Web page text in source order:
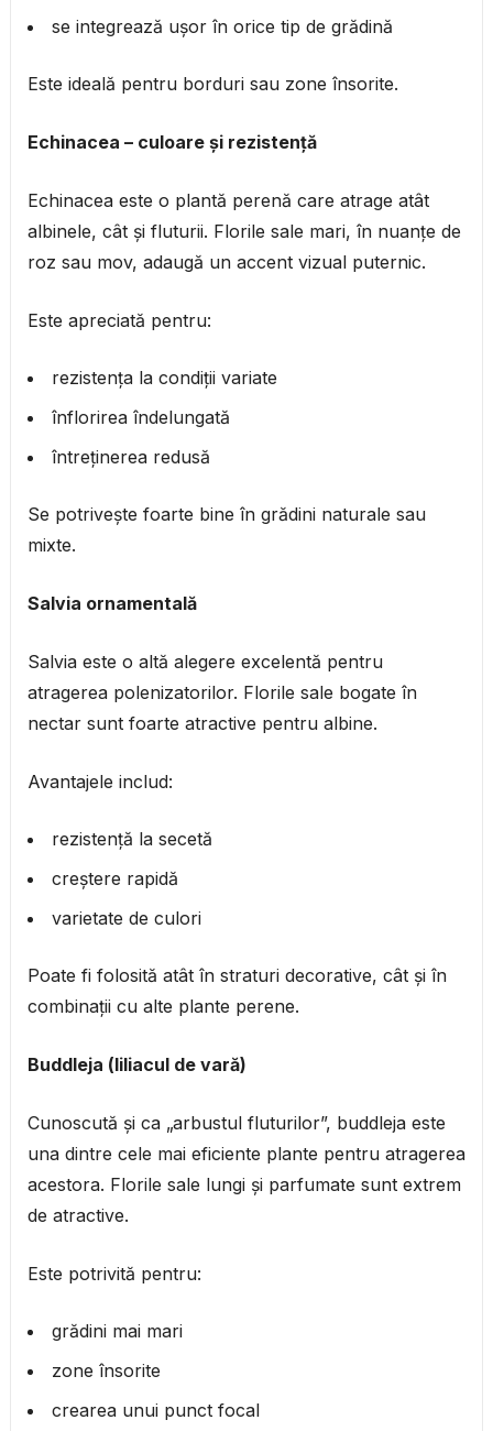
se integrează ușor în orice tip de grădină
Este ideală pentru borduri sau zone însorite.
Echinacea – culoare și rezistență
Echinacea este o plantă perenă care atrage atât
albinele, cât și fluturii. Florile sale mari, în nuanțe de
roz sau mov, adaugă un accent vizual puternic.
Este apreciată pentru:
rezistența la condiții variate
înflorirea îndelungată
întreținerea redusă
Se potrivește foarte bine în grădini naturale sau
mixte.
Salvia ornamentală
Salvia este o altă alegere excelentă pentru
atragerea polenizatorilor. Florile sale bogate în
nectar sunt foarte atractive pentru albine.
Avantajele includ:
rezistență la secetă
creștere rapidă
varietate de culori
Poate fi folosită atât în straturi decorative, cât și în
combinații cu alte plante perene.
Buddleja (liliacul de vară)
Cunoscută și ca „arbustul fluturilor”, buddleja este
una dintre cele mai eficiente plante pentru atragerea
acestora. Florile sale lungi și parfumate sunt extrem
de atractive.
Este potrivită pentru:
grădini mai mari
zone însorite
crearea unui punct focal